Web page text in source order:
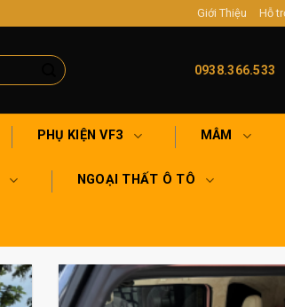
Giới Thiệu Hỗ
0938.366.533
PHỤ KIỆN VF3 MÂM
NGOẠI THẤT Ô TÔ